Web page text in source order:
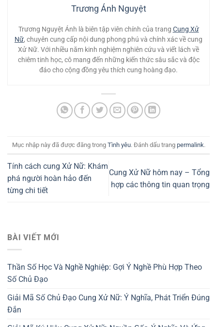
Trương Ánh Nguyệt
Trương Nguyệt Ánh là biên tập viên chính của trang Cung Xử
Nữ, chuyên cung cấp nội dung phong phú và chính xác về cung
Xử Nữ. Với nhiều năm kinh nghiệm nghiên cứu và viết lách về
chiêm tinh học, cô mang đến những kiến thức sâu sắc và độc
đáo cho cộng đồng yêu thích cung hoàng đạo.
Mục nhập này đã được đăng trong Tình yêu. Đánh dấu trang permalink.
Tính cách cung Xử Nữ: Khám
phá người hoàn hảo đến
từng chi tiết
Cung Xử Nữ hôm nay – Tổng
hợp các thông tin quan trọng
BÀI VIẾT MỚI
Thần Số Học Và Nghề Nghiệp: Gợi Ý Nghề Phù Hợp Theo
Số Chủ Đạo
Giải Mã Số Chủ Đạo Cung Xử Nữ: Ý Nghĩa, Phát Triển Đúng
Đắn